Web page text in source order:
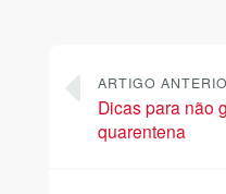
ARTIGO
Dicas para não
quarentena